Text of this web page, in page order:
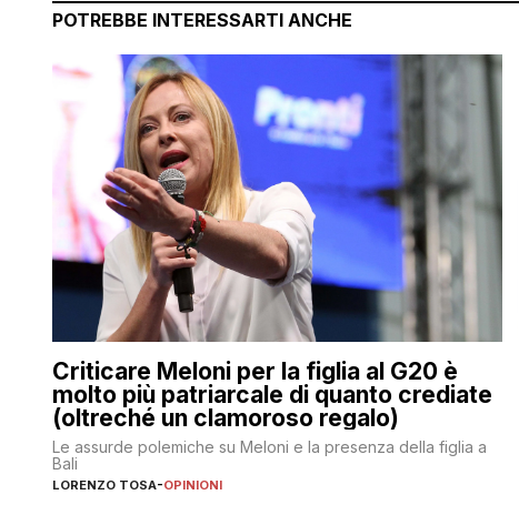
POTREBBE INTERESSARTI ANCHE
Criticare Meloni per la figlia al G20 è
molto più patriarcale di quanto crediate
(oltreché un clamoroso regalo)
Le assurde polemiche su Meloni e la presenza della figlia a
Bali
LORENZO TOSA-OPINIONI